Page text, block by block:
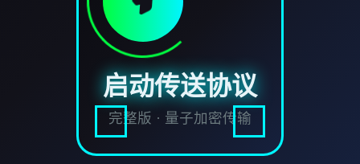
启动传送协议
完整版 · 量子加密传输